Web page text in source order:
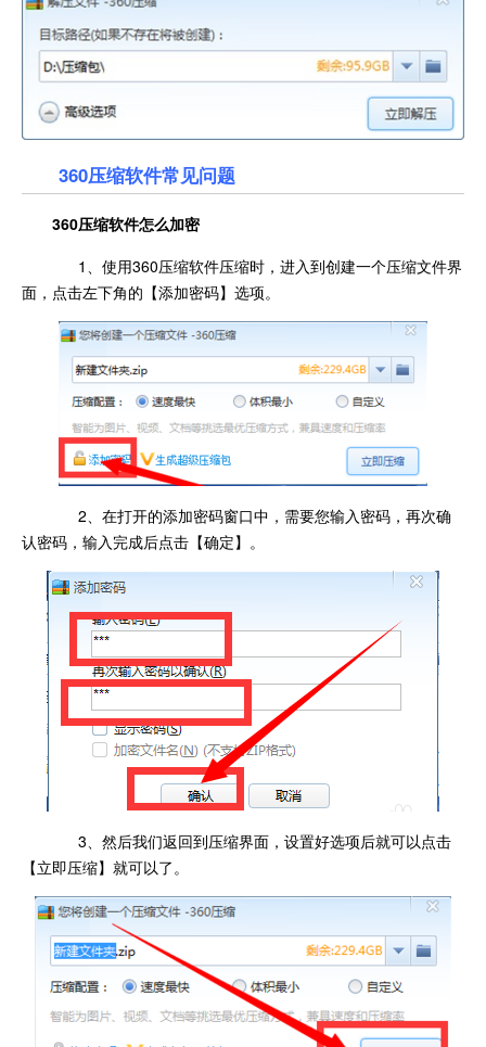
360压缩软件常见问题
360压缩软件怎么加密
1、使用360压缩软件压缩时，进入到创建一个压缩文件界
面，点击左下角的【添加密码】选项。
2、在打开的添加密码窗口中，需要您输入密码，再次确
认密码，输入完成后点击【确定】。
3、然后我们返回到压缩界面，设置好选项后就可以点击
【立即压缩】就可以了。